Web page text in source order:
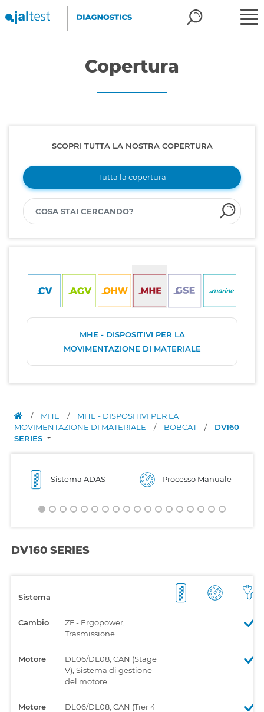
Copertura
SCOPRI TUTTA LA NOSTRA COPERTURA
Tutta la copertura
MHE - DISPOSITIVI PER LA
MOVIMENTAZIONE DI MATERIALE
/ MHE /
MHE - DISPOSITIVI PER LA
MOVIMENTAZIONE DI MATERIALE
/ BOBCAT /
DV160
SERIES
Sistema ADAS Processo Manuale
DV160 SERIES
Sistema
Cambio
ZF - Ergopower,
Trasmissione
Motore
DL06/DL08, CAN (Stage
V), Sistema di gestione
del motore
Motore
DL06/DL08, CAN (Tier 4